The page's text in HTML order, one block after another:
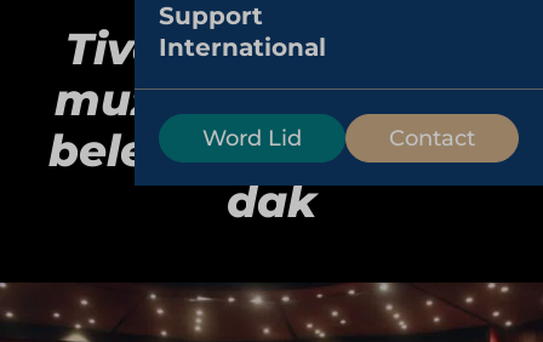
Support
International
Word Lid Contact
TivoliVredenburg:
muziek, cultuur en
beleving onder één
dak